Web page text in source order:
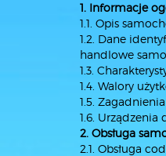
1. Informacje
1.1. Opis
1.2. Dane
handlowe
1.3.
1.4. Walory
1.5.
1.6.
2. Obsługa
2.1. Obsługa